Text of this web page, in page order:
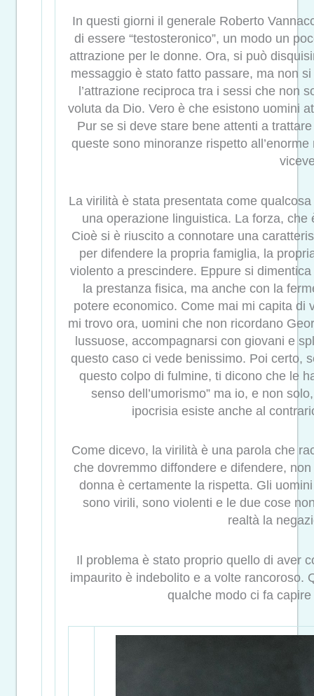
In questi giorni il generale Roberto
di essere “testosteronico”, un modo un
attrazione per le donne. Ora, si può
messaggio è stato fatto passare, ma non
l’attrazione reciproca tra i sessi che non
voluta da Dio. Vero è che esistono uomini
Pur se si deve stare bene attenti a
queste sono minoranze rispetto
La virilità è stata presentata come
una operazione linguistica. La forza,
Cioè si è riuscito a connotare una
per difendere la propria famiglia, la
violento a prescindere. Eppure si
la prestanza fisica, ma anche con la
potere economico. Come mai mi capita di
mi trovo ora, uomini che non ricordano
lussuose, accompagnarsi con giovani e
questo caso ci vede benissimo. Poi certo,
questo colpo di fulmine, ti dicono che le
senso dell’umorismo” ma io, e non
ipocrisia esiste anche al
Come dicevo, la virilità è una parola che
che dovremmo diffondere e difendere,
donna è certamente la rispetta. Gli
sono virili, sono violenti e le due cose
realtà la
Il problema è stato proprio quello di aver
impaurito è indebolito e a volte rancoroso.
qualche modo ci fa